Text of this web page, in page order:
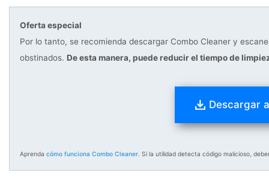
Oferta especial
Por lo tanto, se recomienda descargar Combo Cleaner y
obstinados. De esta manera, puede reducir el tiempo de
Descargar
Aprenda cómo funciona Combo Cleaner . Si la utilidad detecta código malicioso,